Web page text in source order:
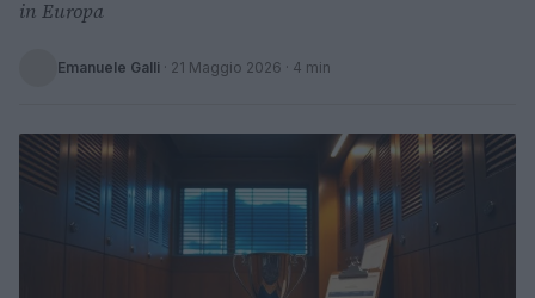
in Europa
Emanuele Galli · 21 Maggio 2026 · 4 min